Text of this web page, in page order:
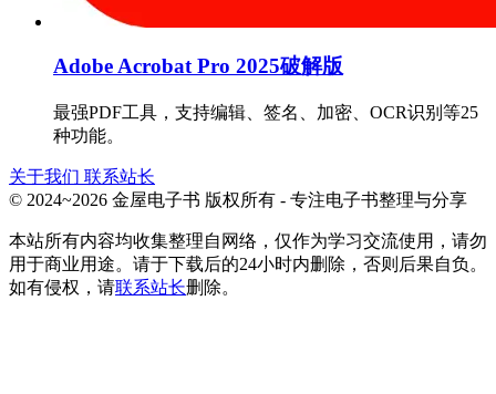
Adobe Acrobat Pro 2025破解版
最强PDF工具，支持编辑、签名、加密、OCR识别等25
种功能。
关于我们 联系站长
© 2024~2026 金屋电子书 版权所有 - 专注电子书整理与分享
本站所有内容均收集整理自网络，仅作为学习交流使用，请勿
用于商业用途。请于下载后的24小时内删除，否则后果自负。
如有侵权，请联系站长删除。